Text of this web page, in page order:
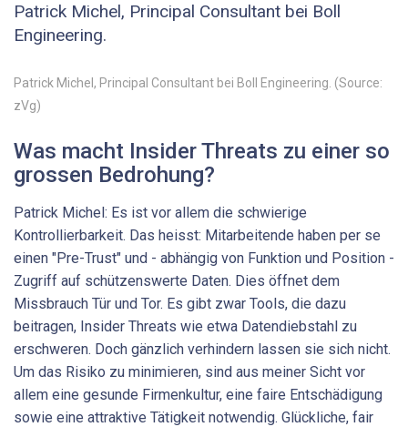
Patrick ­Michel, Principal Consultant bei Boll
Engineering.
Patrick ­Michel, Principal Consultant bei Boll Engineering. (Source:
zVg)
Was macht Insider Threats zu einer so
grossen Bedrohung?
Patrick Michel: Es ist vor allem die schwierige
Kontrollierbarkeit. Das heisst: Mitarbeitende haben per se
einen "Pre-Trust" und - abhängig von Funktion und Position -
Zugriff auf schützenswerte Daten. Dies öffnet dem
Missbrauch Tür und Tor. Es gibt zwar Tools, die dazu
beitragen, Insider Threats wie etwa Datendiebstahl zu
erschweren. Doch gänzlich verhindern lassen sie sich nicht.
Um das Risiko zu minimieren, sind aus meiner Sicht vor
allem eine gesunde Firmenkultur, eine faire Entschädigung
sowie eine attraktive Tätigkeit notwendig. Glückliche, fair